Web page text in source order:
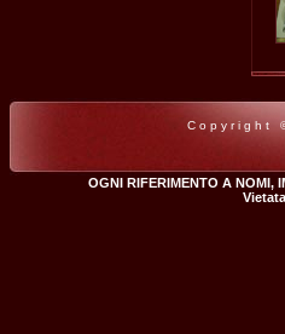
Copyright
OGNI RIFERIMENTO A NOMI,